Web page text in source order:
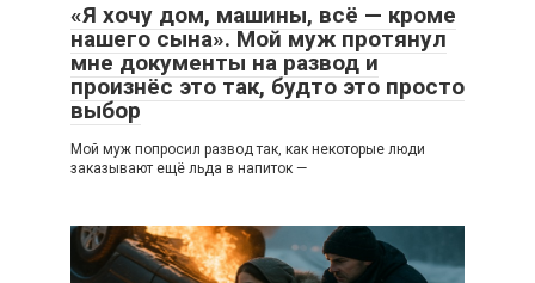
«Я хочу дом, машины, всё — кроме
нашего сына». Мой муж протянул
мне документы на развод и
произнёс это так, будто это просто
выбор
Мой муж попросил развод так, как некоторые люди
заказывают ещё льда в напиток —